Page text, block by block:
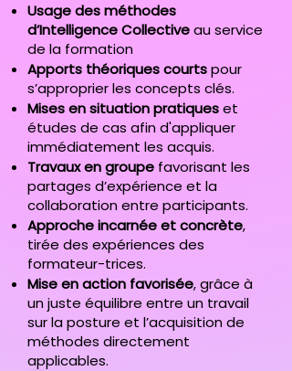
Usage des méthodes
d’Intelligence Collectiveau service
de la formation
Apports théoriques courtspour
s’approprier les concepts clés.
Mises en situation pratiqueset
études de cas afin d'appliquer
immédiatement les acquis.
Travaux en groupe favorisant les
partages d’expérience et la
collaboration entre participants.
Approche incarnée et concrète,
tirée des expériences des
formateur-trices.
Mise en action favorisée, grâce à
un juste équilibre entre un travail
sur la posture et l’acquisition de
méthodes directement
applicables.